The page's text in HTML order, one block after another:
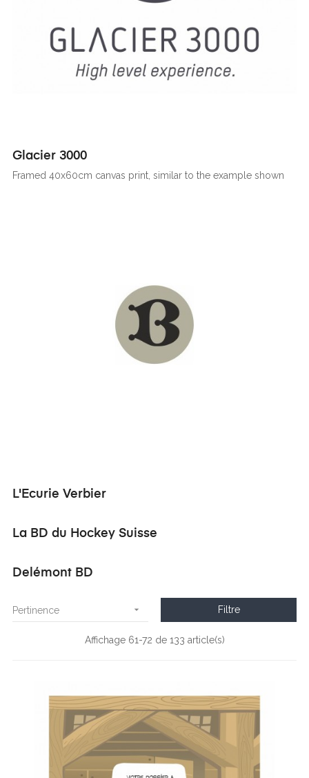
Glacier 3000
Framed 40x60cm canvas print, similar to the example shown
L'Ecurie Verbier
La BD du Hockey Suisse
Delémont BD
Pertinence  Filtre
Affichage 61-72 de 133 article(s)